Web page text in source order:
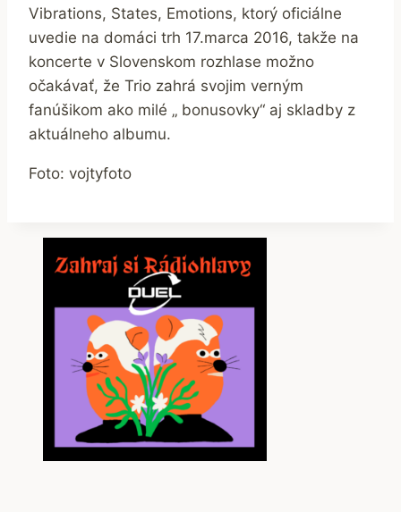
Vibrations, States, Emotions, ktorý oficiálne
uvedie na domáci trh 17.marca 2016, takže na
koncerte v Slovenskom rozhlase možno
očakávať, že Trio zahrá svojim verným
fanúšikom ako milé „ bonusovky“ aj skladby z
aktuálneho albumu.
Foto: vojtyfoto